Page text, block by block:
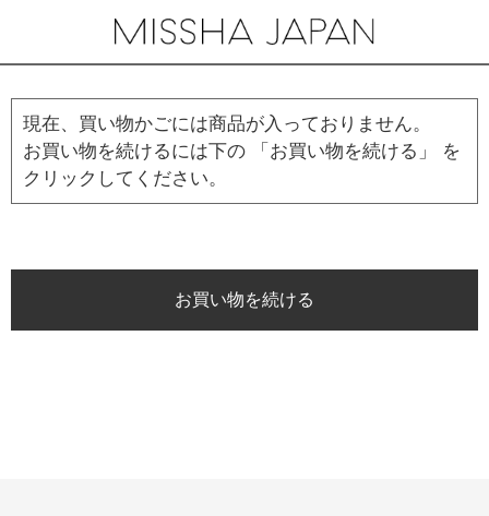
現在、買い物かごには商品が入っておりません。
お買い物を続けるには下の 「お買い物を続ける」 を
クリックしてください。
お買い物を続ける